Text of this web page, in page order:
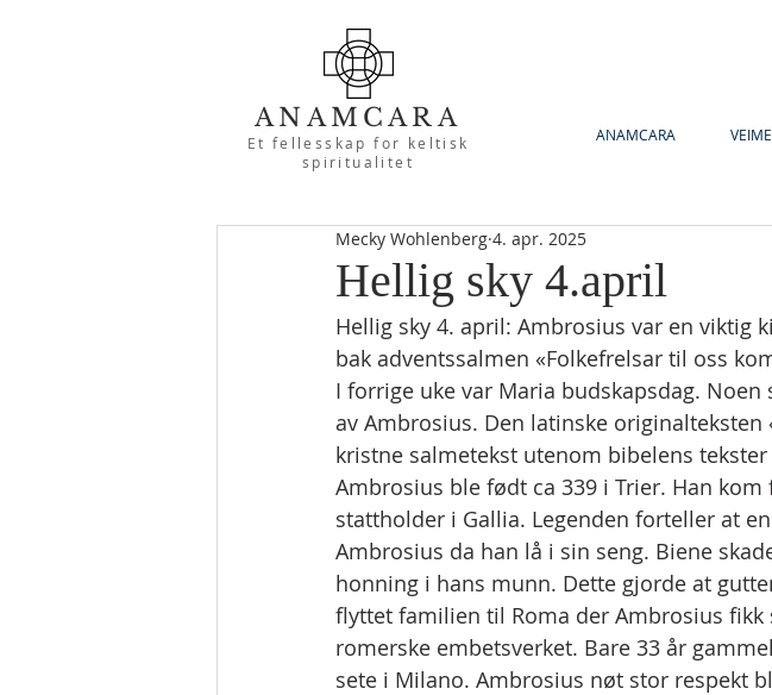
ANAMCARA
Et fellesskap for keltisk
spiritualitet
ANAMCARA
Hellig sky 4.april
Mecky Wohlenberg 4. apr. 2025
Hellig sky 4. april: Ambrosius var en viktig
bak adventssalmen «Folkefrelsar til oss
I forrige uke var Maria budskapsdag.
av Ambrosius. Den latinske
kristne salmetekst utenom bibelens
Ambrosius ble født ca 339 i Trier. Han
stattholder i Gallia. Legenden forteller at
Ambrosius da han lå i sin seng. Biene
honning i hans munn. Dette gjorde at
flyttet familien til Roma der Ambrosius
romerske embetsverket. Bare 33 år
sete i Milano. Ambrosius nøt stor respekt